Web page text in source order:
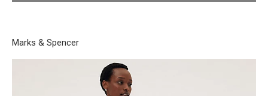
Marks & Spencer